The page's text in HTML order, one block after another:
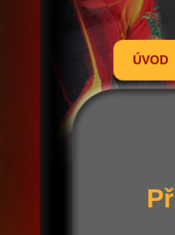
ÚVOD